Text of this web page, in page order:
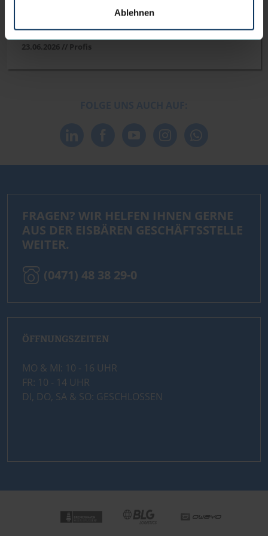
Ablehnen
Die Eisbären Bremerhaven verpflichten BBL-Coach
23.06.2026 // Profis
FRAGEN? WIR HELFEN IHNEN GERNE
AUS DER EISBÄREN GESCHÄFTSSTELLE
WEITER.
(0471) 48 38 29-0
ÖFFNUNGSZEITEN
MO & MI: 10 - 16 UHR
FR: 10 - 14 UHR
DI, DO, SA & SO: GESCHLOSSEN